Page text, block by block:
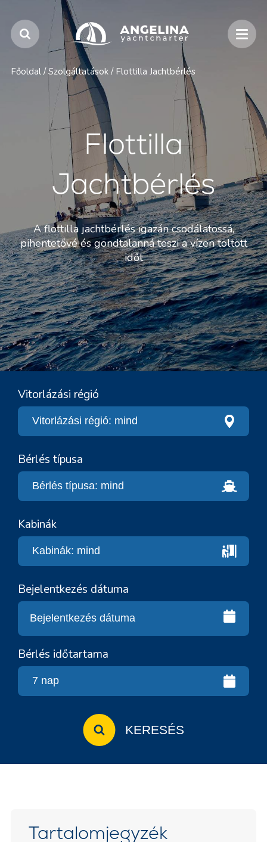
Főoldal / Szolgáltatások / Flottilla Jachtbérlés
Flottilla
Jachtbérlés
A flottilla jachtbérlés igazán csodálatossá,
pihentetővé és gondtalanná teszi a vízen töltött
időt
Vitorlázási régió
Bérlés típusa
Kabinák
Bejelentkezés dátuma
Bérlés időtartama
KERESÉS
Tartalomjegyzék